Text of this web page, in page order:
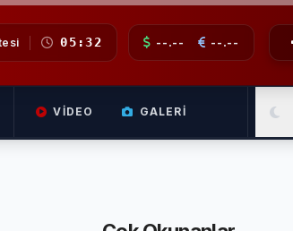
05:32 --.-- --.--
VIDEO GALERI